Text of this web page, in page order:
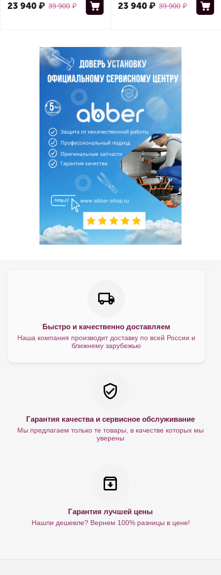
39 900 ₽
23 940₽ 39 900 ₽
23 940₽
Быстро и качественно доставляем
Наша компания производит доставку по всей России и
ближнему зарубежью
Гарантия качества и сервисное обслуживание
Мы предлагаем только те товары, в качестве которых мы
уверены
Гарантия лучшей цены
Нашли дешевле? Вернем 100% разницы в цене!